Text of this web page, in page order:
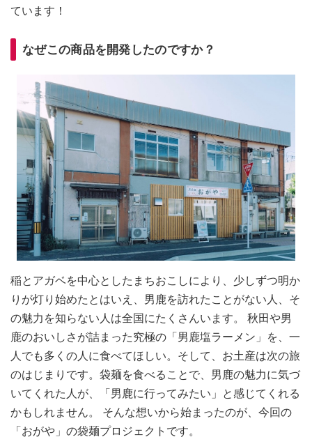
ています！
なぜこの商品を開発したのですか？
稲とアガベを中心としたまちおこしにより、少しずつ明か
りが灯り始めたとはいえ、男鹿を訪れたことがない人、そ
の魅力を知らない人は全国にたくさんいます。 秋田や男
鹿のおいしさが詰まった究極の「男鹿塩ラーメン」を、一
人でも多くの人に食べてほしい。そして、お土産は次の旅
のはじまりです。袋麺を食べることで、男鹿の魅力に気づ
いてくれた人が、「男鹿に行ってみたい」と感じてくれる
かもしれません。 そんな想いから始まったのが、今回の
「おがや」の袋麺プロジェクトです。